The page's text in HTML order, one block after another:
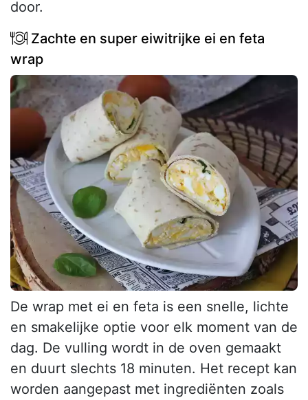
door.
Zachte en super eiwitrijke ei en feta
wrap
De wrap met ei en feta is een snelle, lichte
en smakelijke optie voor elk moment van de
dag. De vulling wordt in de oven gemaakt
en duurt slechts 18 minuten. Het recept kan
worden aangepast met ingrediënten zoals